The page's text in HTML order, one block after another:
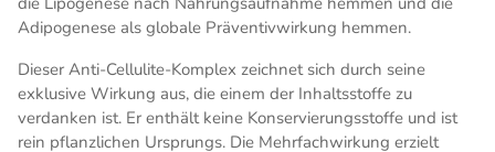
Adipogenese als globale Präventivwirkung hemmen.
Dieser Anti-Cellulite-Komplex zeichnet sich durch seine
exklusive Wirkung aus, die einem der Inhaltsstoffe zu
verdanken ist. Er enthält keine Konservierungsstoffe und ist
rein pflanzlichen Ursprungs. Die Mehrfachwirkung erzielt